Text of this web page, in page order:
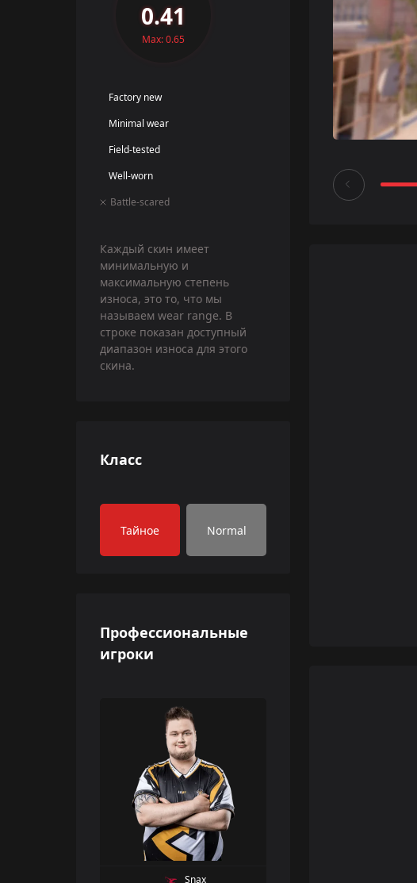
0.41
Max: 0.65
Factory new
Minimal wear
Field-tested
Well-worn
Battle-scared
Каждый скин имеет
минимальную и
максимальную степень
износа, это то, что мы
называем wear range. В
строке показан доступный
диапазон износа для этого
скина.
Класс
Тайное Normal
Профессиональные
игроки
Snax